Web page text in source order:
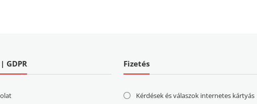
GDPR Fizetés
Kérdések és válaszok internetes kártyás